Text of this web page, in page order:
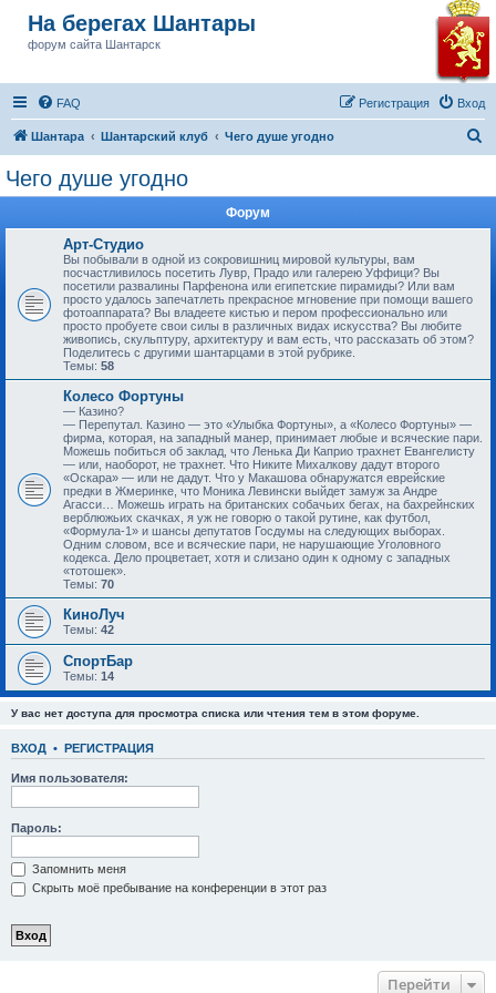
На берегах Шантары
форум сайта Шантарск
FAQ Вход
Регистрация
Шантара Шантарский клуб Чего душе угодно
Чего душе угодно
Форум
Арт-Студио
Вы побывали в одной из сокровишниц мировой культуры, вам
посчастливилось посетить Лувр, Прадо или галерею Уффици? Вы
посетили развалины Парфенона или египетские пирамиды? Или вам
просто удалось запечатлеть прекрасное мгновение при помощи вашего
фотоаппарата? Вы владеете кистью и пером профессионально или
просто пробуете свои силы в различных видах искусства? Вы любите
живопись, скульптуру, архитектуру и вам есть, что рассказать об этом?
Поделитесь с другими шантарцами в этой рубрике.
Темы: 58
Колесо Фортуны
— Казино?
— Перепутал. Казино — это «Улыбка Фортуны», а «Колесо Фортуны» —
фирма, которая, на западный манер, принимает любые и всяческие пари.
Можешь побиться об заклад, что Ленька Ди Каприо трахнет Евангелисту
— или, наоборот, не трахнет. Что Никите Михалкову дадут второго
«Оскара» — или не дадут. Что у Макашова обнаружатся еврейские
предки в Жмеринке, что Моника Левински выйдет замуж за Андре
Агасси… Можешь играть на британских собачьих бегах, на бахрейнских
верблюжьих скачках, я уж не говорю о такой рутине, как футбол,
«Формула-1» и шансы депутатов Госдумы на следующих выборах.
Одним словом, все и всяческие пари, не нарушающие Уголовного
кодекса. Дело процветает, хотя и слизано один к одному с западных
«тотошек».
Темы: 70
КиноЛуч
Темы: 42
СпортБар
Темы: 14
У вас нет доступа для просмотра списка или чтения тем в этом форуме.
ВХОД • РЕГИСТРАЦИЯ
Имя пользователя:
Пароль:
Запомнить меня
Скрыть моё пребывание на конференции в этот раз
Перейти